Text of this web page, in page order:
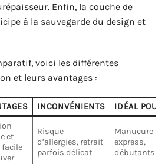
Enfin, la couche de
à la sauvegarde du design et
voici les différentes
et leurs avantages :
INCONVÉNIENTS IDÉAL POUR
et
facile
Risque
d’allergies, retrait
parfois délicat
Manucure
express,
débutants